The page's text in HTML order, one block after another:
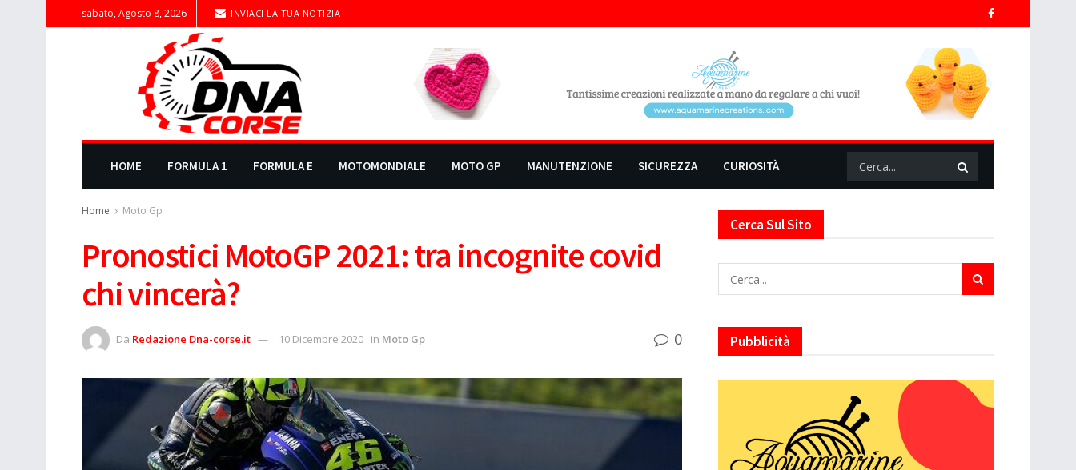
sabato, Agosto 8, 2026 INVIACI LA TUA NOTIZIA
HOME FORMULA 1 FORMULA E MOTOMONDIALE MOTO GP MANUTENZIONE SICUREZZA CURIOSITÀ
Home Moto Gp
Pronostici MotoGP 2021: tra incognite covid
chi vincerà?
Da Redazione Dna-corse.it 10 Dicembre 2020 in Moto Gp 0
Cerca Sul Sito
Pubblicità